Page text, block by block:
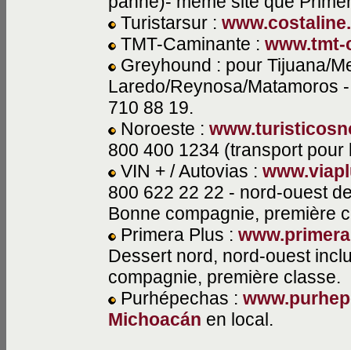
Turistarsur :
TMT-Caminante : www.tmt-
Greyhound : pour Tijuana/
Laredo/Reynosa/Matamoros
710 88 19.
Noroeste :
800 400 1234 (transport
VIN + / Autovias :
800 622 22 22 - nord-ouest
Bonne compagnie, première
Primera Plus :
Dessert nord, nord-ouest
compagnie, première classe.
Purhépechas :
Michoacán en local.